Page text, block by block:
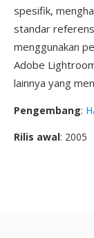
spesifik,
standar
menggunakan
Adobe
lainnya yang
Pengembang:
Rilis awal: 2005